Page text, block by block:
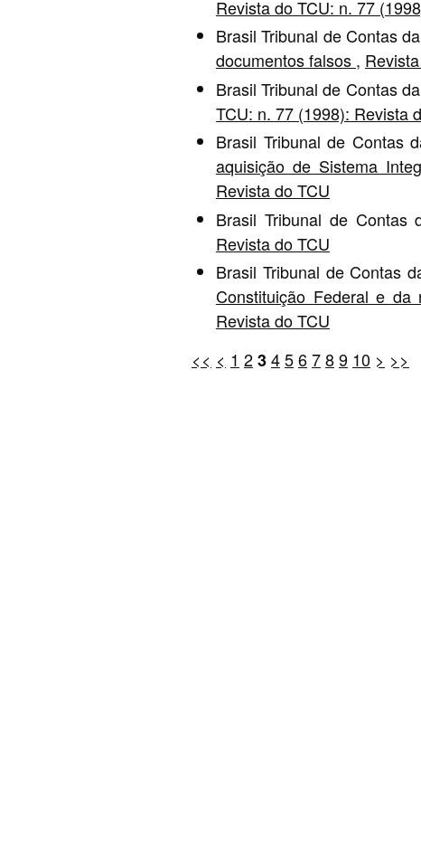
Revista do TCU: n. 77
Brasil Tribunal de Contas
documentos falsos ,
Brasil Tribunal de Contas
TCU: n. 77 (1998): Revista
Brasil Tribunal de Contas
aquisição de Sistema
Revista do TCU
Brasil Tribunal de Contas
Revista do TCU
Brasil Tribunal de Contas
Constituição Federal e da
Revista do TCU
<< < 1 23456789 10 > >>